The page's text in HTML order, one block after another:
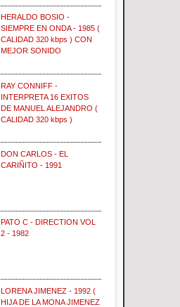
HERALDO BOSIO -
SIEMPRE EN ONDA - 1985 (
CALIDAD 320 kbps ) CON
MEJOR SONIDO
RAY CONNIFF -
INTERPRETA 16 EXITOS
DE MANUEL ALEJANDRO (
CALIDAD 320 kbps )
DON CARLOS - EL
CARIÑITO - 1991
PATO C - DIRECTION VOL
2 - 1982
LORENA JIMENEZ - 1992 (
HIJA DE LA MONA JIMENEZ